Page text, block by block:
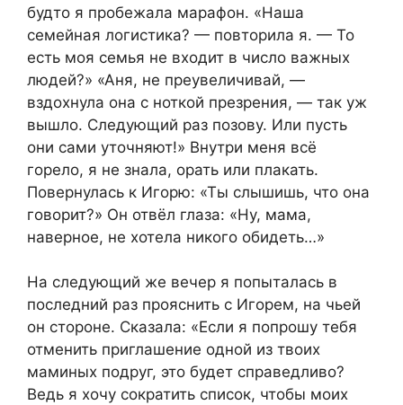
будто я пробежала марафон. «Наша
семейная логистика? — повторила я. — То
есть моя семья не входит в число важных
людей?» «Аня, не преувеличивай, —
вздохнула она с ноткой презрения, — так уж
вышло. Следующий раз позову. Или пусть
они сами уточняют!» Внутри меня всё
горело, я не знала, орать или плакать.
Повернулась к Игорю: «Ты слышишь, что она
говорит?» Он отвёл глаза: «Ну, мама,
наверное, не хотела никого обидеть…»
На следующий же вечер я попыталась в
последний раз прояснить с Игорем, на чьей
он стороне. Сказала: «Если я попрошу тебя
отменить приглашение одной из твоих
маминых подруг, это будет справедливо?
Ведь я хочу сократить список, чтобы моих